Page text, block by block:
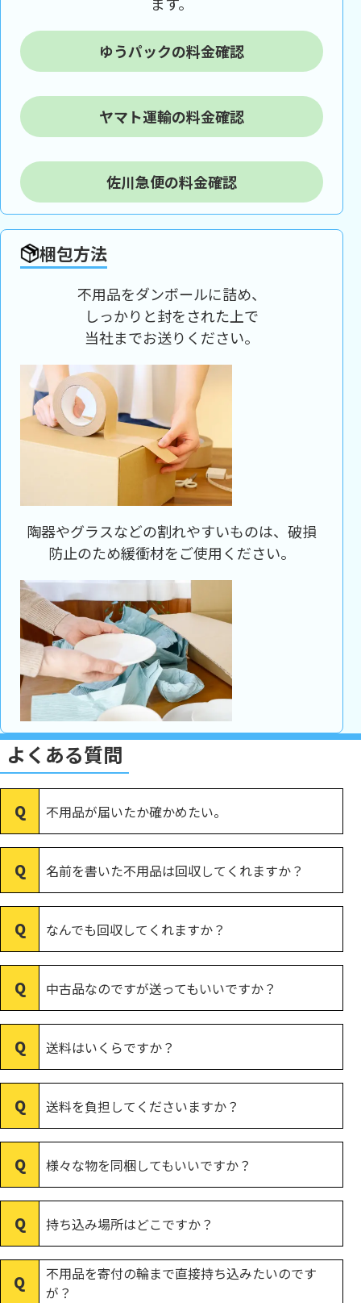
ゆうパックの料金確認
ヤマト運輸の料金確認
佐川急便の料金確認
梱包方法
不用品をダンボールに詰め、
しっかりと封をされた上で
当社までお送りください。
陶器やグラスなどの割れやすいものは、破損
防止のため緩衝材をご使用ください。
よくある質問
不用品が届いたか確かめたい。
名前を書いた不用品は回収してくれますか？
なんでも回収してくれますか？
中古品なのですが送ってもいいですか？
送料はいくらですか？
送料を負担してくださいますか？
様々な物を同梱してもいいですか？
持ち込み場所はどこですか？
不用品を寄付の輪まで直接持ち込みたいのです
が？